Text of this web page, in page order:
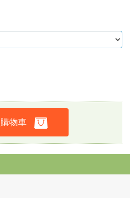
物車